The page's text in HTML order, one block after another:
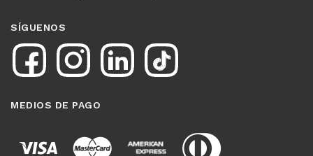
SÍGUENOS
MEDIOS DE PAGO